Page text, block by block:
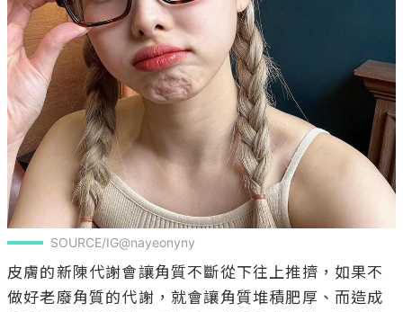
SOURCE/IG@nayeonyny
皮膚的新陳代謝會讓角質不斷從下往上推擠，如果不
做好老廢角質的代謝，就會讓角質堆積肥厚、而造成